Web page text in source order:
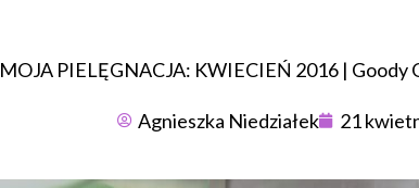
MOJA PIELĘGNACJA: KWIECIEŃ 2016 | Goody
Agnieszka Niedziałek 21